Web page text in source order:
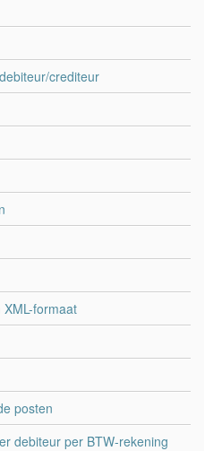
crediteur
formaat
posten
debiteur per BTW-rekening